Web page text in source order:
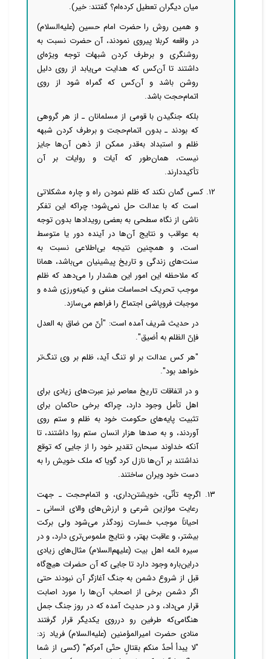
میان دیگران تعطیل کرده‌ام؟ گفتند: خیر).
و همین روش را حضرت امام حسین (علیه‌السلام)
در واقعه کربلا پیروی نمودند، آن حضرت نسبت به
روشنگری و برطرف کردن شبهات توجه ویژه‌ای
داشتند تا آن‌کس که هدایت می‌یابد از روی دلیل
روشن باشد و آن‌کس که گمراه شود از روی
اتمام‌حجت باشد.
بلکه جنگیدن با قومی از مسلمانان ـ از هر گروهی
که بودند ـ بدون اتمام‌حجت و برطرف کردن شبهه
ظلم و استبداد به‌قدر ممکن از ذهن آن‌ها جایز
نیست، همان‌طور که آیات و روایات بر آن
تأکیددارند.
۱۲. کسی گمان نکند که ظلم نمودن راه و چاره مشکلاتی
است که با عدالت حل نمی‌شود؛ چراکه این تفکر
ناشی از نگاه سطحی به بعضی رویدادها بدون توجه
به عواقب و نتایج آن‌ها در آینده‌ دور یا متوسط
است، و همچنین نتیجه بی‌اطلاعی نسبت به
سنت‌های زندگی و تاریخ پیشینیان می‌باشد، همانا
که ملاحظه این امور این هشدار را می‌دهد که ظلم
موجب تحریک احساسات منفی و کینه‌ورزی شده و
موجبات فروپاشی اجتماع را فراهم می‌سازد.
در حدیث شریف آمده است: "أنّ من ضاق به العدل
فإنّ الظلم به أضیق".
"هر کس عدالت بر او تنگ آید، ظلم بر وی تنگ‌تر
خواهد بود".
و در اتفاقات تاریخ معاصر نیز عبرت‌های زیادی برای
اهل تأمل وجود دارد، چراکه برخی حاکمان برای
تثبیت پایه‌های حکومت خود به ظلم و ستم روی
آوردند، و به صدها هزار انسان ستم روا داشتند، تا
آنکه خداوند سبحان تقدیر خود را از جایی که توقع
نداشتند بر آن‌ها نازل کرد گویا که ملک خویش را به
دست خود ویران ساختند.
۱۳. اگرچه تأنّی، خویشتن‌داری، و اتمام‌حجت ـ جهت
رعایت موازین شرعی و ارزش‌های والای انسانی ـ
احیاناً موجب خسارت زودگذر می‌شود ولی برکت
بیشتر، و عاقبت بهتر، و نتایج ملموس‌تری دارد، و در
سیره ائمه اهل بیت (علیهم‌السلام) مثال‌های زیادی
دراین‌باره وجود دارد تا جایی که آن حضرات هیچ‌گاه
قبل از شروع دشمن به جنگ آغازگر آن نبودند حتی
اگر دشمن برخی از اصحاب آن‌ها را مورد اصابت
قرار می‌داد، و در حدیث آمده که در روز جنگ جمل
هنگامی‌که طرفین رو درروی یکدیگر قرار گرفتند
منادی حضرت امیرالمؤمنین (علیه‌السلام) فریاد زد:
"لا یبدأ أحدٌ منکم بقتالٍ حتّی آمرکم" (کسی از شما